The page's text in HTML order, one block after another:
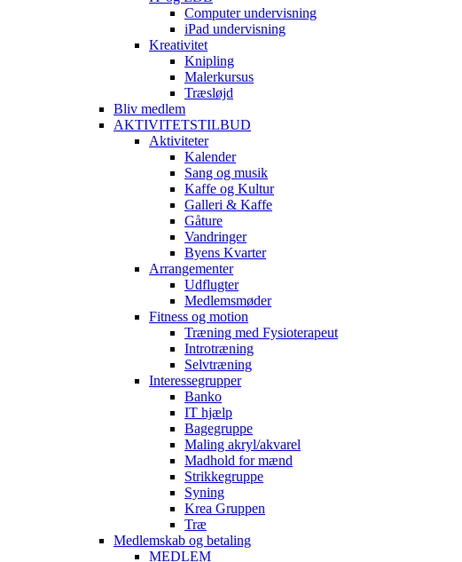
Computer undervisning
iPad undervisning
Kreativitet
Knipling
Malerkursus
Træsløjd
Bliv medlem
AKTIVITETSTILBUD
Aktiviteter
Kalender
Sang og musik
Kaffe og Kultur
Galleri & Kaffe
Gåture
Vandringer
Byens Kvarter
Arrangementer
Udflugter
Medlemsmøder
Fitness og motion
Træning med Fysioterapeut
Introtræning
Selvtræning
Interessegrupper
Banko
IT hjælp
Bagegruppe
Maling akryl/akvarel
Madhold for mænd
Strikkegruppe
Syning
Krea Gruppen
Træ
Medlemskab og betaling
MEDLEM